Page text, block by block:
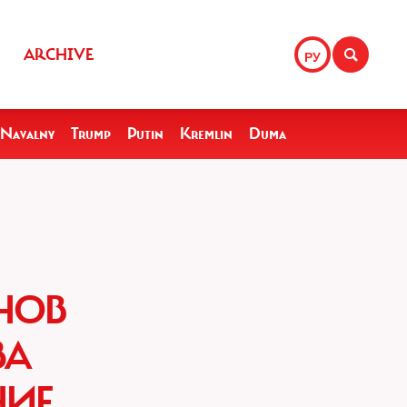
РУ
ARCHIVE
Navalny Trump Putin Kremlin Duma